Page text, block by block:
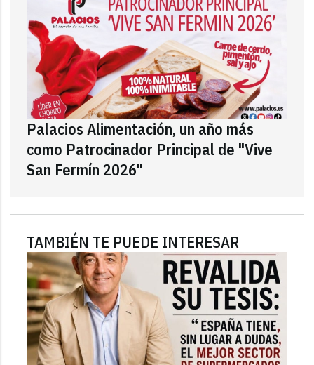
Palacios Alimentación, un año más
como Patrocinador Principal de "Vive
San Fermín 2026"
TAMBIÉN TE PUEDE INTERESAR